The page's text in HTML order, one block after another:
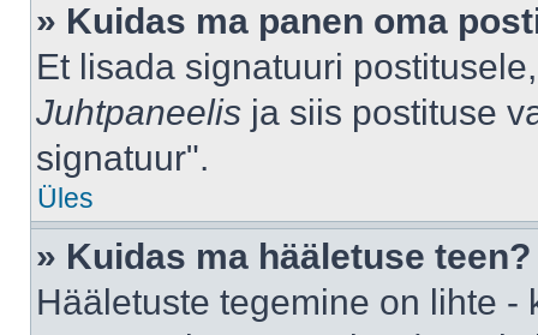
» Kuidas ma panen oma
Et lisada signatuuri
Juhtpaneelis ja siis postituse
signatuur".
Üles
» Kuidas ma hääletuse teen?
Hääletuste tegemine on lihte